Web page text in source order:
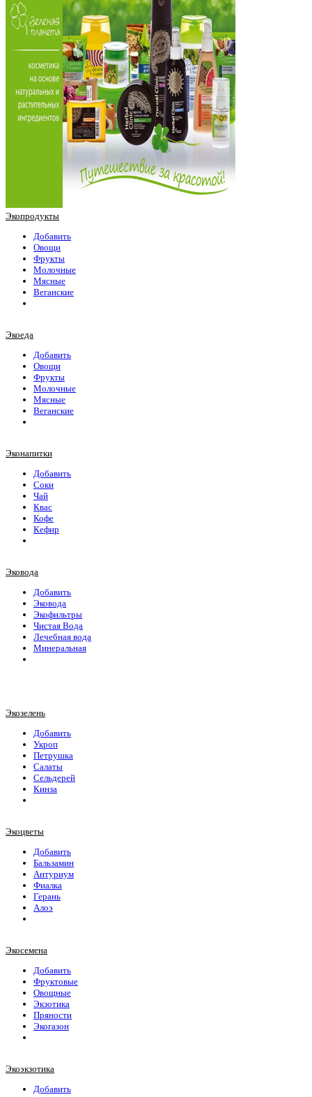
Экопродукты
Добавить
Овощи
Фрукты
Молочные
Мясные
Веганские
Экоеда
Добавить
Овощи
Фрукты
Молочные
Мясные
Веганские
Эконапитки
Добавить
Соки
Чай
Квас
Кофе
Кефир
Эковода
Добавить
Эковода
Экофильтры
Чистая Вода
Лечебная вода
Минеральная
Экозелень
Добавить
Укроп
Петрушка
Салаты
Сельдерей
Кинза
Экоцветы
Добавить
Бальзамин
Антуриум
Фиалка
Герань
Алоэ
Экосемена
Добавить
Фруктовые
Овощные
Экзотика
Пряности
Экогазон
Экоэкзотика
Добавить